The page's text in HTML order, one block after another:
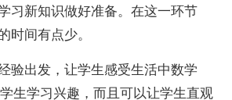
习新知识做好准备。在这一环节
时间有点少。
出发，让学生感受生活中数学
生学习兴趣，而且可以让学生直观